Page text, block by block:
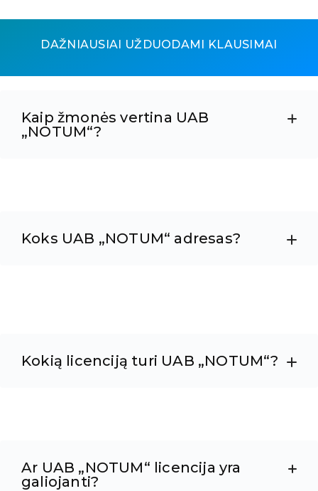
DAŽNIAUSIAI UŽDUODAMI KLAUSIMAI
Kaip žmonės vertina UAB
„NOTUM“?
Koks UAB „NOTUM“ adresas?
Kokią licenciją turi UAB „NOTUM“?
Ar UAB „NOTUM“ licencija yra
galiojanti?